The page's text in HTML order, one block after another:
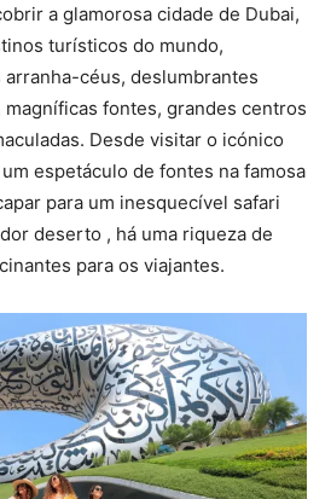
a glamorosa cidade de Dubai,
turísticos do mundo,
céus, deslumbrantes
fontes, grandes centros
Desde visitar o icónico
espetáculo de fontes na famosa
para um inesquecível safari
deserto , há uma riqueza de
para os viajantes.